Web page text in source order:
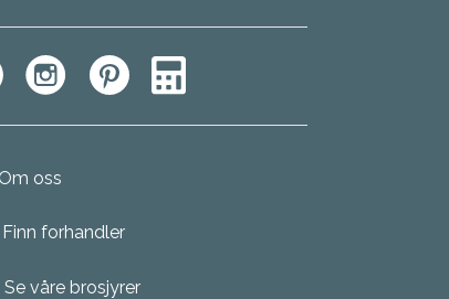
Om oss
Finn forhandler
Se våre brosjyrer